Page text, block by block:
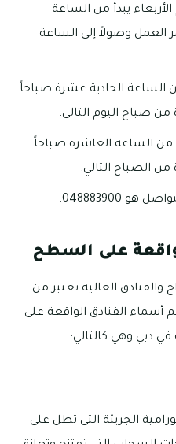
يبدأ من الساعة
العمل وصولاً إلى الساعة
الحادية عشرة صباحاً
صباح اليوم التالي.
من الساعة العاشرة صباحاً
الصباح التالي.
048883900.
على السطح
العالية تعتبر من
أسماء الفنادق الواقعة على
في دبي وهي كالتالي:
الجريئة التي تطل على